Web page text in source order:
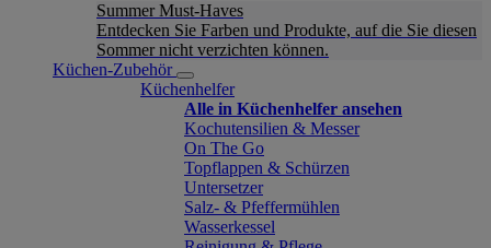
Summer Must-Haves
Entdecken Sie Farben und Produkte, auf die Sie diesen
Sommer nicht verzichten können.
Küchen-Zubehör
Küchenhelfer
Alle in Küchenhelfer ansehen
Kochutensilien & Messer
On The Go
Topflappen & Schürzen
Untersetzer
Salz- & Pfeffermühlen
Wasserkessel